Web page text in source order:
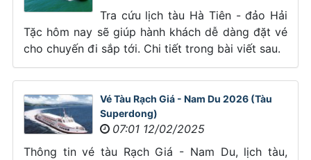
Tra cứu lịch tàu Hà Tiên - đảo Hải
Tặc hôm nay sẽ giúp hành khách dễ dàng đặt vé
cho chuyến đi sắp tới. Chi tiết trong bài viết sau.
Vé Tàu Rạch Giá - Nam Du 2026 (Tàu
Superdong)
07:01 12/02/2025
Thông tin vé tàu Rạch Giá - Nam Du, lịch tàu,